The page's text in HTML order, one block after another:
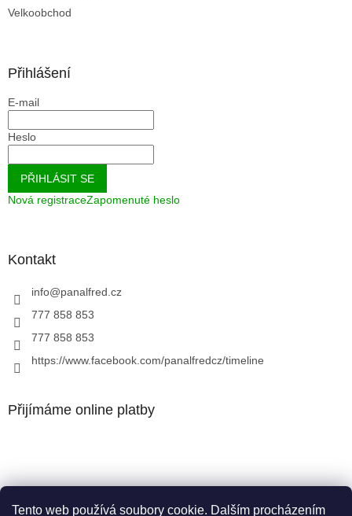
Tento web používá soubory cookie. Dalším procházením
Velkoobchod
Přihlášení
E-mail
Heslo
PŘIHLÁSIT SE
Nová registraceZapomenuté heslo
Kontakt
info@panalfred.cz
777 858 853
777 858 853
https://www.facebook.com/panalfredcz/timeline
Přijímáme online platby
Facebook